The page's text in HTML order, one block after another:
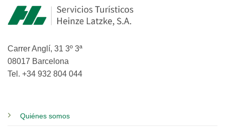
Carrer Anglí, 31 3º 3ª
08017 Barcelona
Tel. +34 932 804 044
Quiénes somos